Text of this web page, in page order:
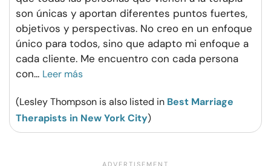
son únicas y aportan diferentes puntos fuertes,
objetivos y perspectivas. No creo en un enfoque
único para todos, sino que adapto mi enfoque a
cada cliente. Me encuentro con cada persona
con... Leer más
(Lesley Thompson is also listed in Best Marriage
Therapists in New York City)